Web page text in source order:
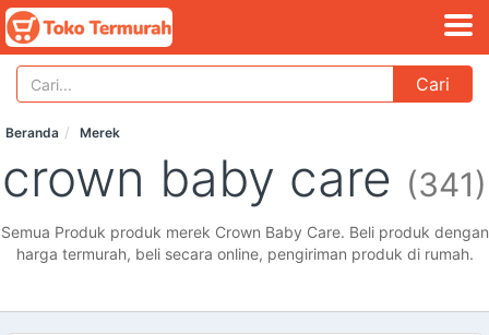
Cari
Beranda Merek
crown baby care (341)
Semua Produk produk merek Crown Baby Care. Beli produk dengan
harga termurah, beli secara online, pengiriman produk di rumah.